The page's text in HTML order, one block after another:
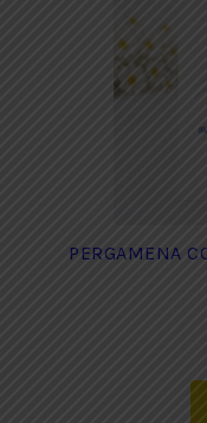
PERGAMENA